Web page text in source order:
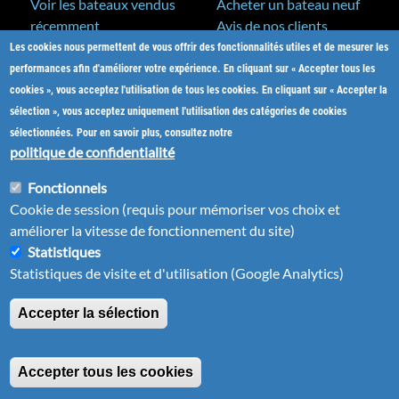
Les cookies nous permettent de vous offrir des fonctionnalités utiles et de mesurer les
performances afin d'améliorer votre expérience. En cliquant sur « Accepter tous les
cookies », vous acceptez l'utilisation de tous les cookies. En cliquant sur « Accepter la
sélection », vous acceptez uniquement l'utilisation des catégories de cookies
sélectionnées. Pour en savoir plus, consultez notre
politique de confidentialité
Fonctionnels
Cookie de session (requis pour mémoriser vos choix et
améliorer la vitesse de fonctionnement du site)
Statistiques
Statistiques de visite et d'utilisation (Google Analytics)
Accepter la sélection
Accepter tous les cookies
Voir les bateaux vendus
récemment
Acheter un bateau neuf
Avis de nos clients
A&C Yacht Brokers
Actualités
Salons nautiques
Notre métier
L'équipe
Plan du site
Nous contacter
Bateaux neufs
Tous droits réservés
Site web réalisé en Martinique